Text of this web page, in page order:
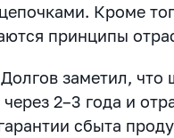
Кроме
принципы
заметил, что
2–3 года и
сбыта